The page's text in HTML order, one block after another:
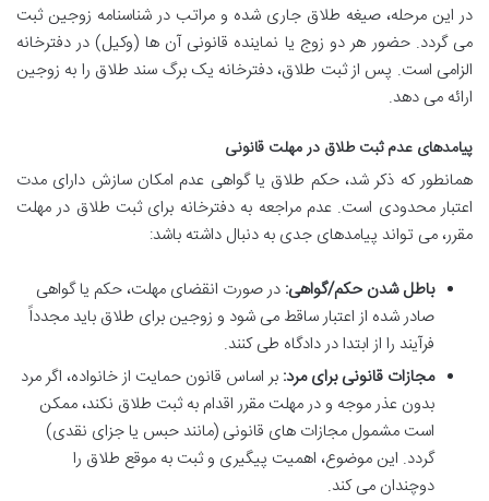
در این مرحله، صیغه طلاق جاری شده و مراتب در شناسنامه زوجین ثبت
می گردد. حضور هر دو زوج یا نماینده قانونی آن ها (وکیل) در دفترخانه
الزامی است. پس از ثبت طلاق، دفترخانه یک برگ سند طلاق را به زوجین
ارائه می دهد.
پیامدهای عدم ثبت طلاق در مهلت قانونی
همانطور که ذکر شد، حکم طلاق یا گواهی عدم امکان سازش دارای مدت
اعتبار محدودی است. عدم مراجعه به دفترخانه برای ثبت طلاق در مهلت
مقرر، می تواند پیامدهای جدی به دنبال داشته باشد:
باطل شدن حکم/گواهی: در صورت انقضای مهلت، حکم یا گواهی
صادر شده از اعتبار ساقط می شود و زوجین برای طلاق باید مجدداً
فرآیند را از ابتدا در دادگاه طی کنند.
مجازات قانونی برای مرد: بر اساس قانون حمایت از خانواده، اگر مرد
بدون عذر موجه و در مهلت مقرر اقدام به ثبت طلاق نکند، ممکن
است مشمول مجازات های قانونی (مانند حبس یا جزای نقدی)
گردد. این موضوع، اهمیت پیگیری و ثبت به موقع طلاق را
دوچندان می کند.